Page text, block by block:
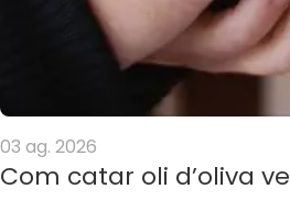
03 ag. 2026
Com catar oli d’oliva